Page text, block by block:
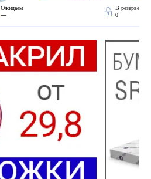
Ожидаем
—
В резерве
0